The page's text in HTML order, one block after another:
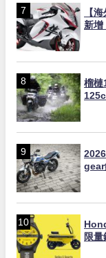
【
新
榴槤
gear
限